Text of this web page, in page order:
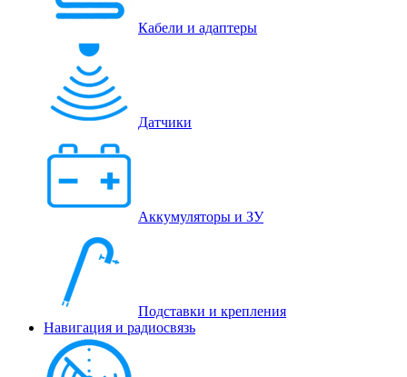
Кабели и адаптеры
Датчики
Аккумуляторы и ЗУ
Подставки и крепления
Навигация и радиосвязь